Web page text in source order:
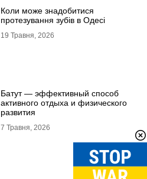
Коли може знадобитися
протезування зубів в Одесі
19 Травня, 2026
Батут — эффективный способ
активного отдыха и физического
развития
7 Травня, 2026